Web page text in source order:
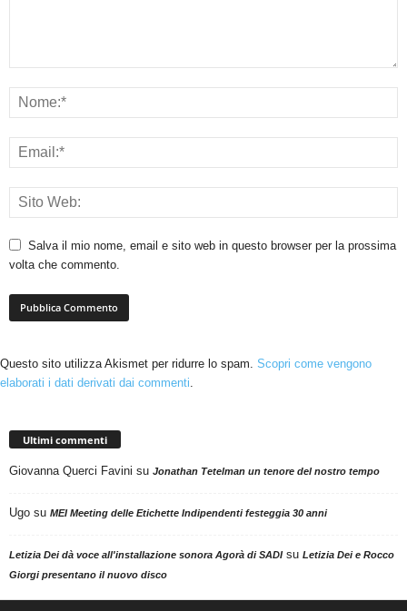
Salva il mio nome, email e sito web in questo browser per la prossima
volta che commento.
Questo sito utilizza Akismet per ridurre lo spam. Scopri come vengono
elaborati i dati derivati dai commenti.
Ultimi commenti
Giovanna Querci Favini su Jonathan Tetelman un tenore del nostro tempo
Ugo su MEI Meeting delle Etichette Indipendenti festeggia 30 anni
Letizia Dei dà voce all'installazione sonora Agorà di SADIsu Letizia Dei e Rocco
Giorgi presentano il nuovo disco